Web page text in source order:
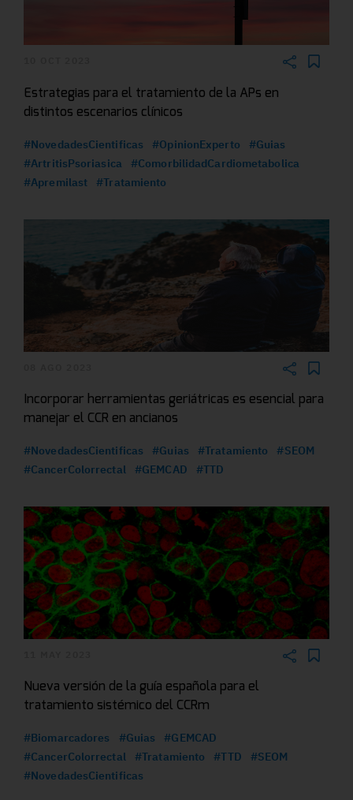
Estrategias para el tratamiento de la APs en
distintos escenarios clínicos
#NovedadesCientificas #OpinionExperto
#Guias
#ArtritisPsoriasica
#ComorbilidadCardiometabolica
#Apremilast
#Tratamiento
Incorporar herramientas geriátricas es esencial para
manejar el CCR en ancianos
#NovedadesCientificas #Guias #Tratamiento
#SEOM
#CancerColorrectal
#GEMCAD #TTD
Nueva versión de la guía española para el
tratamiento sistémico del CCRm
#Biomarcadores #Guias
#GEMCAD
#CancerColorrectal
#Tratamiento #TTD
#SEOM
#NovedadesCientificas